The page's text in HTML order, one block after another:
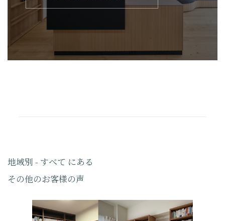
地域別 - すべて にある
その他のお客様の声